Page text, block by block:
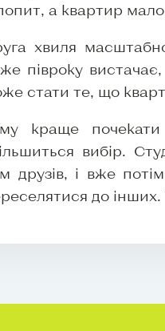
а квартир
хвиля
півроку
стати те, що
краще
вибір.
друзів, і вже
до